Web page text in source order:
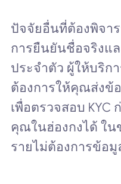
ปัจจัยอื่นที่ต้องพิจา
การยืนยันชื่อจริงแ
ประจำตัว ผู้ให้บริก
ต้องการให้คุณส่ง
เพื่อตรวจสอบ KYC
คุณในฮ่องกงได้ ใ
รายไม่ต้องการข้อ